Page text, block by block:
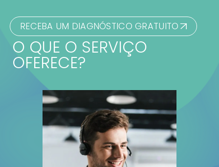
RECEBA UM DIAGNÓSTICO GRATUITO
O QUE O SERVIÇO
OFERECE?​